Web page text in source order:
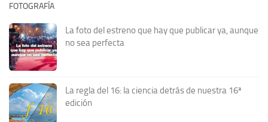
FOTOGRAFÍA
La foto del estreno que hay que publicar ya, aunque
no sea perfecta
La regla del 16: la ciencia detrás de nuestra 16ª
edición